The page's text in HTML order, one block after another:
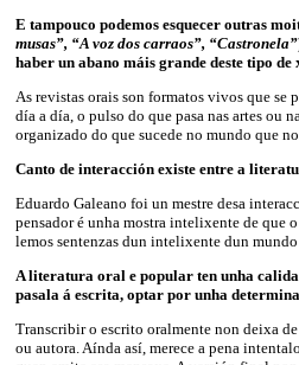
E tampouco podemos esquecer outras
musas”, “A voz dos carraos”, “Castronela”
haber un abano máis grande deste tipo
As revistas orais son formatos vivos que se
día a día, o pulso do que pasa nas artes ou
organizado do que sucede no mundo que
Canto de interacción existe entre a
Eduardo Galeano foi un mestre desa
pensador é unha mostra intelixente de que
lemos sentenzas dun intelixente dun
A literatura oral e popular ten unha
pasala á escrita, optar por unha
Transcribir o escrito oralmente non deixa
ou autora. Aínda así, merece a pena